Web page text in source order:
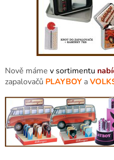
Nově máme v sortimentu
zapalovačů PLAYBOY a